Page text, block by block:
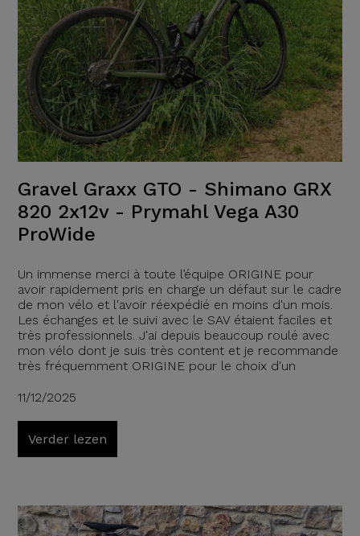
Gravel Graxx GTO - Shimano GRX
820 2x12v - Prymahl Vega A30
ProWide
Un immense merci à toute l’équipe ORIGINE pour
avoir rapidement pris en charge un défaut sur le cadre
de mon vélo et l'avoir réexpédié en moins d'un mois.
Les échanges et le suivi avec le SAV étaient faciles et
très professionnels. J'ai depuis beaucoup roulé avec
mon vélo dont je suis très content et je recommande
très fréquemment ORIGINE pour le choix d'un
11/12/2025
Verder lezen